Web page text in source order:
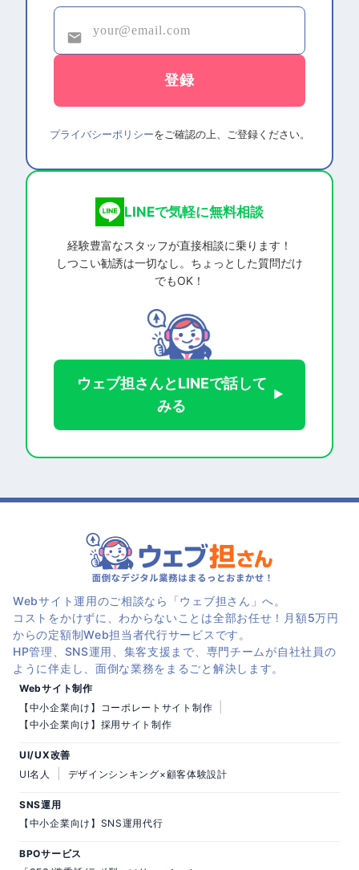
プライバシーポリシーをご確認の上、ご登録ください。
LINEで気軽に無料相談
経験豊富なスタッフが直接相談に乗ります！
しつこい勧誘は一切なし。ちょっとした質問だけ
でもOK！
ウェブ担さんとLINEで話して
みる
Webサイト運用のご相談なら「ウェブ担さん」へ。
コストをかけずに、わからないことは全部お任せ！月額5万円
からの定額制Web担当者代行サービスです。
HP管理、SNS運用、集客支援まで、専門チームが自社社員の
ように伴走し、面倒な業務をまるごと解決します。
Webサイト制作
【中小企業向け】コーポレートサイト制作
【中小企業向け】採用サイト制作
UI/UX改善
UI名人
デザインシンキング×顧客体験設計
SNS運用
【中小企業向け】SNS運用代行
BPOサービス